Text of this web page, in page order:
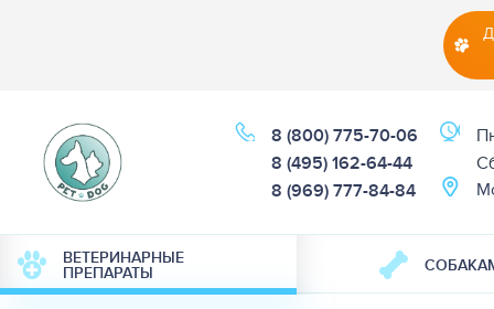
8 (800) 775-70-06
8 (495) 162-64-44
8 (969) 777-84-84
ВЕТЕРИНАРНЫЕ
ПРЕПАРАТЫ